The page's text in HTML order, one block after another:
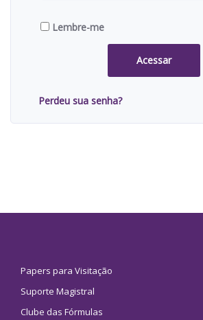
Lembre-me
Acessar
Perdeu sua senha?
Papers para Visitação
Suporte Magistral
Clube das Fórmulas